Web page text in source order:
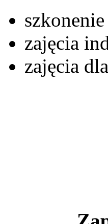
zajęcia
zajęcia